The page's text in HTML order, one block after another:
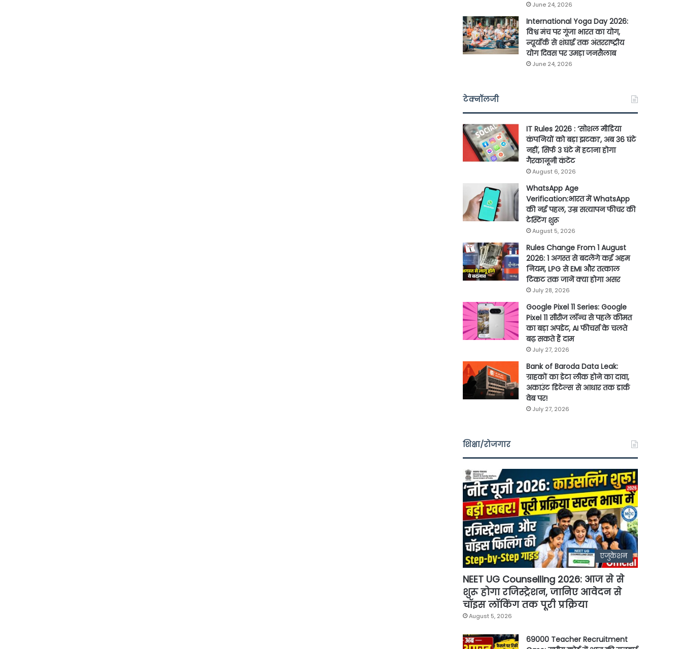
June 24, 2026
International Yoga Day 2026:
विश्व मंच पर गूंजा भारत का योग,
न्यूयॉर्क से शंघाई तक अंतरराष्ट्रीय
योग दिवस पर उमड़ा जनसैलाब
June 24, 2026
टेक्नॉलजी
IT Rules 2026 : ‘सोशल मीडिया
कंपनियों को बड़ा झटका’, अब 36 घंटे
नहीं, सिर्फ 3 घंटे में हटाना होगा
गैरकानूनी कंटेंट
August 6, 2026
WhatsApp Age
Verification:भारत में WhatsApp
की नई पहल, उम्र सत्यापन फीचर की
टेस्टिंग शुरू
August 5, 2026
Rules Change From 1 August
2026: 1 अगस्त से बदलेंगे कई अहम
नियम, LPG से EMI और तत्काल
टिकट तक जानें क्या होगा असर
July 28, 2026
Google Pixel 11 Series: Google
Pixel 11 सीरीज लॉन्च से पहले कीमत
का बड़ा अपडेट, AI फीचर्स के चलते
बढ़ सकते हैं दाम
July 27, 2026
Bank of Baroda Data Leak:
ग्राहकों का डेटा लीक होने का दावा,
अकाउंट डिटेल्स से आधार तक डार्क
वेब पर!
July 27, 2026
शिक्षा/रोजगार
एजुकेशन
NEET UG Counselling 2026: आज से से
शुरू होगा रजिस्ट्रेशन, जानिए आवेदन से
चॉइस लॉकिंग तक पूरी प्रक्रिया
August 5, 2026
69000 Teacher Recruitment